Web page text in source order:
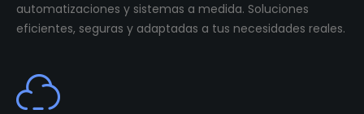
automatizaciones y sistemas a medida. Soluciones
eficientes, seguras y adaptadas a tus necesidades reales.